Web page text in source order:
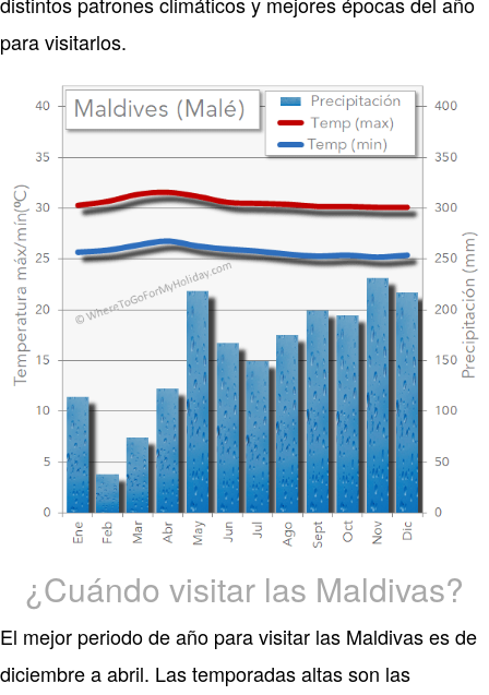
para visitarlos.
¿Cuándo visitar las Maldivas?
El mejor periodo de año para visitar las Maldivas es de
diciembre a abril. Las temporadas altas son las